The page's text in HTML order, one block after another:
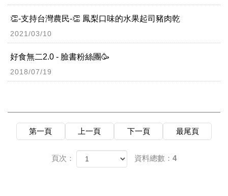
👏-支持台灣農民-👏 鳳梨口味的水果起司豬肉乾
2021/03/10
好食無二2.0 - 臉書粉絲團🥳
2018/07/19
第一頁 上一頁 下一頁 最尾頁
頁次： 資料總數：4